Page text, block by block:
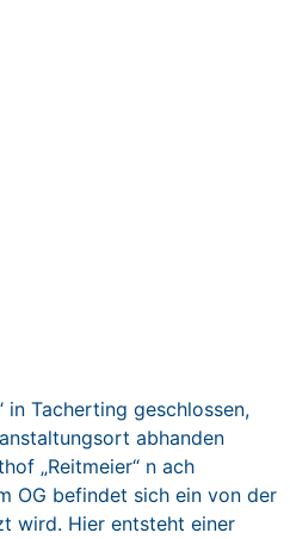
Tacherting geschlossen,
abhanden
„Reitmeier“ n ach
OG befindet sich ein von der
wird. Hier entsteht einer